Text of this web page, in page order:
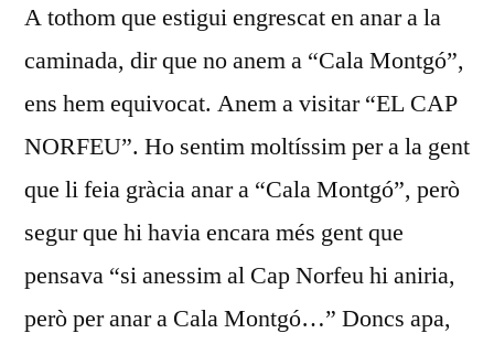
A tothom que estigui engrescat en anar a la
caminada, dir que no anem a “Cala Montgó”,
ens hem equivocat. Anem a visitar “EL CAP
NORFEU”. Ho sentim moltíssim per a la gent
que li feia gràcia anar a “Cala Montgó”, però
segur que hi havia encara més gent que
pensava “si anessim al Cap Norfeu hi aniria,
però per anar a Cala Montgó…” Doncs apa,